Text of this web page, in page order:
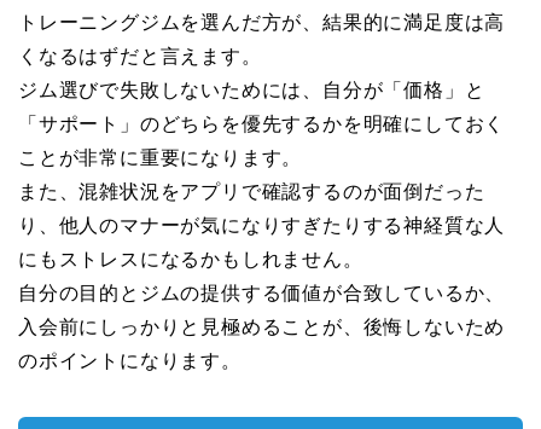
トレーニングジムを選んだ方が、結果的に満足度は高
くなるはずだと言えます。
ジム選びで失敗しないためには、自分が「価格」と
「サポート」のどちらを優先するかを明確にしておく
ことが非常に重要になります。
また、混雑状況をアプリで確認するのが面倒だった
り、他人のマナーが気になりすぎたりする神経質な人
にもストレスになるかもしれません。
自分の目的とジムの提供する価値が合致しているか、
入会前にしっかりと見極めることが、後悔しないため
のポイントになります。